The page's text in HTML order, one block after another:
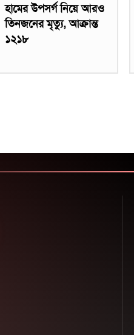
হামের উপসর্গ নিয়ে আরও
তিনজনের মৃত্যু, আক্রান্ত
১২১৮